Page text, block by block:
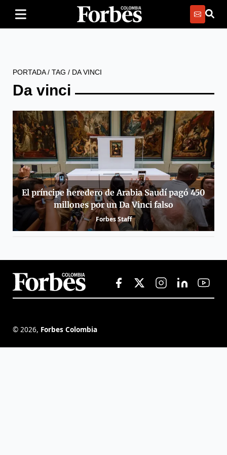
PORTADA/ TAG / DA VINCI
Da vinci
El príncipe heredero de Arabia Saudí pagó 450
millones por un Da Vinci falso
Forbes Staff
© 2026, Forbes Colombia